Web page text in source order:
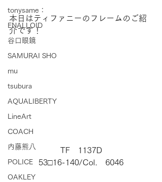
tonysame：
ENALLOID
谷口眼鏡
SAMURAI SHO
mu
tsubura
AQUALIBERTY
LineArt
COACH
内藤熊八
POLICE
OAKLEY
本日はティファニーのフレームのご紹
介です！
TF　1137D
53□16-140/Col.　6046